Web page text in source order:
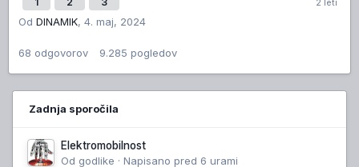
Od DINAMIK, 4. maj, 2024
68 odgovorov 9.285 pogledov
Zadnja sporočila
Elektromobilnost
Od godlike · Napisano pred 6 urami